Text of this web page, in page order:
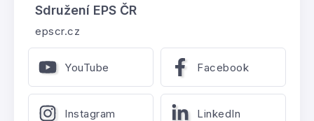
Sdružení EPS ČR
epscr.cz
YouTube Facebook
Instagram LinkedIn